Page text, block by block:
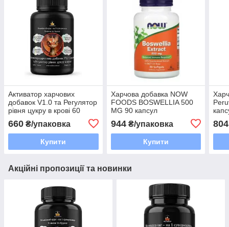
Активатор харчових
добавок V1.0 та Регулятор
рівня цукру в крові 60
660 ₴/упаковка
Купити
Харчова добавка NOW
FOODS BOSWELLIA 500
MG 90 капсул
944₴/упаковка
Купити
804
Акційні пропозиції та новинки